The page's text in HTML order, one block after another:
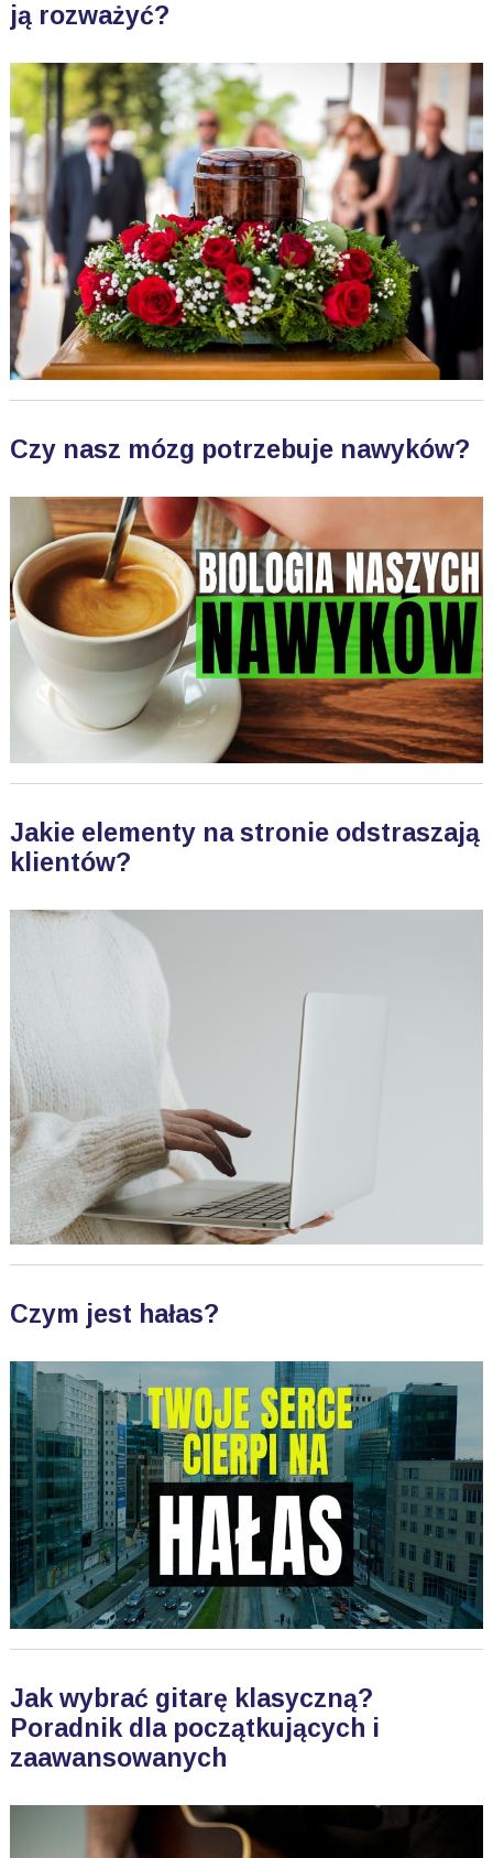
ją rozważyć?
Czy nasz mózg potrzebuje nawyków?
Jakie elementy na stronie odstraszają
klientów?
Czym jest hałas?
Jak wybrać gitarę klasyczną?
Poradnik dla początkujących i
zaawansowanych